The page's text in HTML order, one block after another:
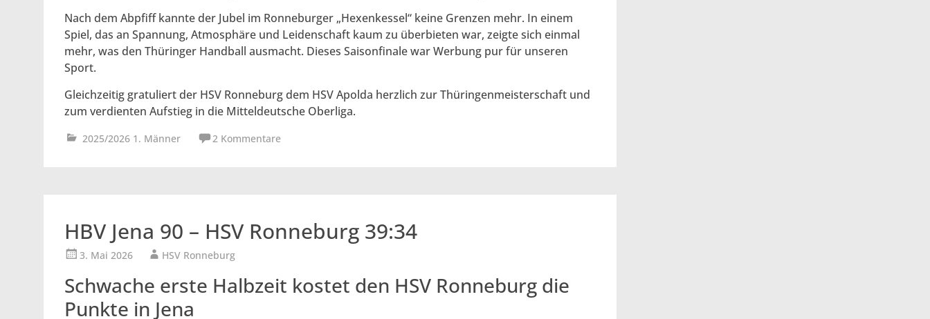
Nach dem Abpfiff kannte der Jubel im Ronneburger „Hexenkessel“ keine Grenzen mehr. In einem
Spiel, das an Spannung, Atmosphäre und Leidenschaft kaum zu überbieten war, zeigte sich einmal
mehr, was den Thüringer Handball ausmacht. Dieses Saisonfinale war Werbung pur für unseren
Sport.
Gleichzeitig gratuliert der HSV Ronneburg dem HSV Apolda herzlich zur Thüringenmeisterschaft und
zum verdienten Aufstieg in die Mitteldeutsche Oberliga.
2025/2026 1. Männer 2 Kommentare
HBV Jena 90 – HSV Ronneburg 39:34
3. Mai 2026 HSV Ronneburg
Schwache erste Halbzeit kostet den HSV Ronneburg die
Punkte in Jena